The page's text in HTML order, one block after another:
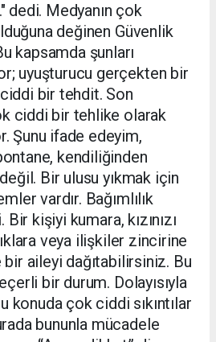
dedi. Medyanın çok
değinen Güvenlik
kapsamda şunları
uyuşturucu gerçekten bir
bir tehdit. Son
ciddi bir tehlike olarak
Şunu ifade edeyim,
kendiliğinden
Bir ulusu yıkmak için
vardır. Bağımlılık
Bir kişiyi kumara, kızınızı
veya ilişkiler zincirine
aileyi dağıtabilirsiniz. Bu
bir durum. Dolayısıyla
konuda çok ciddi sıkıntılar
bununla mücadele